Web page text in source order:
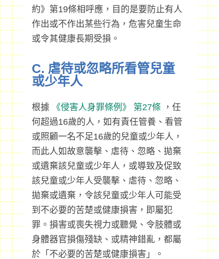
約》第19條相呼應，目的是要防止有人
作出或不作出某些行為，危害兒童生命
或令其健康長期受損。
C. 虐待或忽略所看管兒童
或少年人
根據 《侵害人身罪條例》 第27條 ，任
何超過16歲的人，如有責任管養、看管
或照顧一名不足16歲的兒童或少年人，
而此人如故意襲擊、虐待、忽略、拋棄
或遺棄該兒童或少年人，或導致及促致
該兒童或少年人受襲擊、虐待、忽略、
拋棄或遺棄，令該兒童或少年人可能受
到不必要的苦楚或健康損害，即屬犯
罪。損害或喪失視力或聽覺、令肢體或
身體器官損傷殘缺、或精神錯亂，都屬
於「不必要的苦楚或健康損害」。